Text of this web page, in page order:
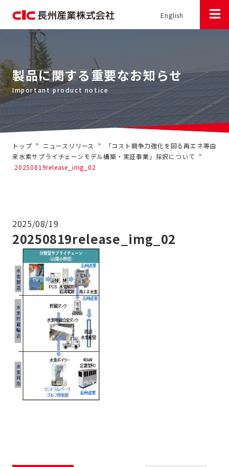
English
製品に関する重要なお知らせ
トップ > ニュースリリース >
「コスト競争力強化を図る再エネ等由
来水素サプライチェーンモデル構築・実証事業」採択について >
20250819release_img_02
2025/08/19
20250819release_img_02